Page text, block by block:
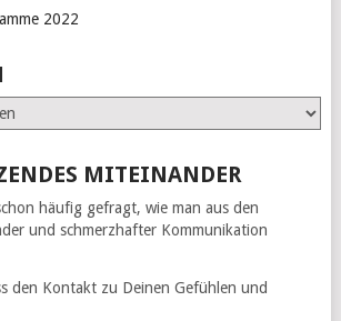
2022
MITEINANDER
häufig gefragt, wie man aus den
und schmerzhafter Kommunikation
den Kontakt zu Deinen Gefühlen und